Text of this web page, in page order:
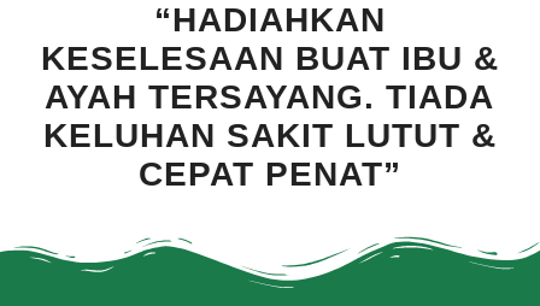
“HADIAHKAN
KESELESAAN BUAT IBU &
AYAH TERSAYANG. TIADA
KELUHAN SAKIT LUTUT &
CEPAT PENAT”